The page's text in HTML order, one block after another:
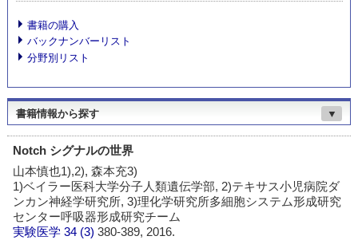
書籍の購入
バックナンバーリスト
分野別リスト
書籍情報から探す ▼
Notch シグナルの世界
山本慎也1),2), 森本充3)
1)ベイラー医科大学分子人類遺伝学部, 2)テキサス小児病院ダ
ンカン神経学研究所, 3)理化学研究所多細胞システム形成研究
センター呼吸器形成研究チーム
実験医学 34 (3)380-389, 2016.